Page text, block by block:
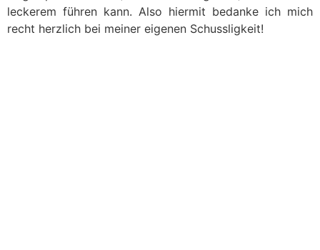
leckerem führen kann. Also hiermit bedanke ich mich
recht herzlich bei meiner eigenen Schussligkeit!